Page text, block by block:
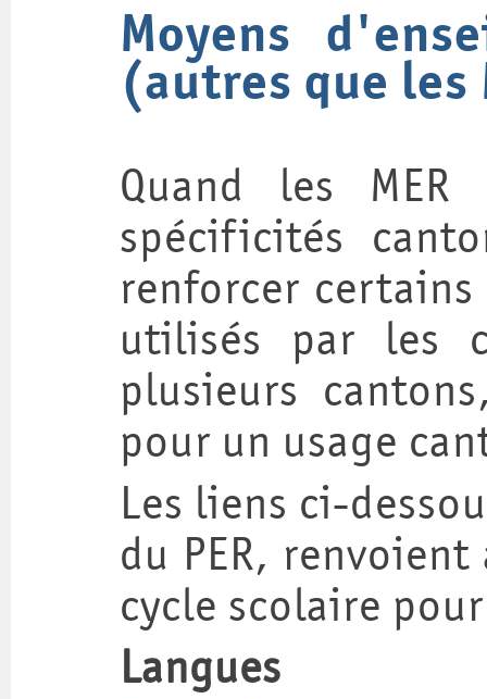
Moyens
(autres que les
Quand les
spécificités
renforcer
utilisés par les
plusieurs
pour un usage
Les liens ci-
du PER,
cycle scolaire
Langues